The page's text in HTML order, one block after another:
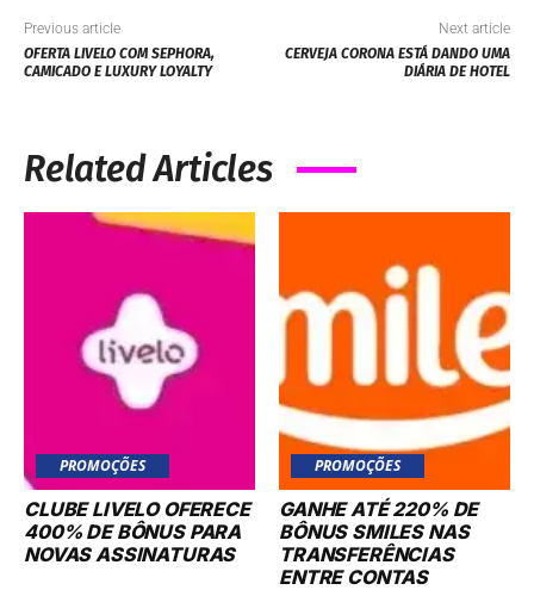
Previous article
OFERTA LIVELO COM SEPHORA,
CAMICADO E LUXURY LOYALTY
Next article
CERVEJA CORONA ESTÁ DANDO UMA
DIÁRIA DE HOTEL
Related Articles
PROMOÇÕES
CLUBE LIVELO OFERECE
400% DE BÔNUS PARA
NOVAS ASSINATURAS
PROMOÇÕES
GANHE ATÉ 220% DE
BÔNUS SMILES NAS
TRANSFERÊNCIAS
ENTRE CONTAS